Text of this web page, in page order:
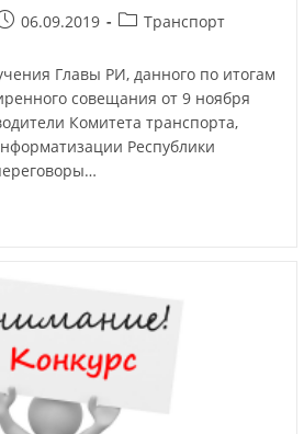
06.09.2019 Транспорт
Главы РИ, данного по итогам
совещания от 9 ноября
Комитета транспорта,
Республики